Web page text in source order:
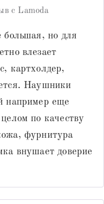
Оценка
из 5
с Lamoda
большая, но для
влезает
картхолдер,
Наушники
например еще
по качеству
фурнитура
внушает доверие